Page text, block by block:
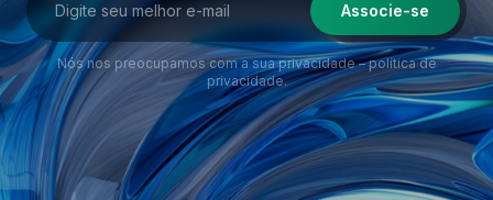
Associe-se
Nós nos preocupamos com a sua privacidade – política de
privacidade.